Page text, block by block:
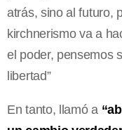
atrás, sino al futuro,
kirchnerismo va a
el poder, pensemos
libertad”
En tanto, llamó a